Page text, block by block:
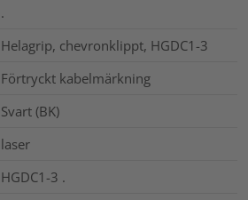
.
Helagrip, chevronklippt, HGDC1-3
Förtryckt kabelmärkning
Svart (BK)
laser
HGDC1-3 .